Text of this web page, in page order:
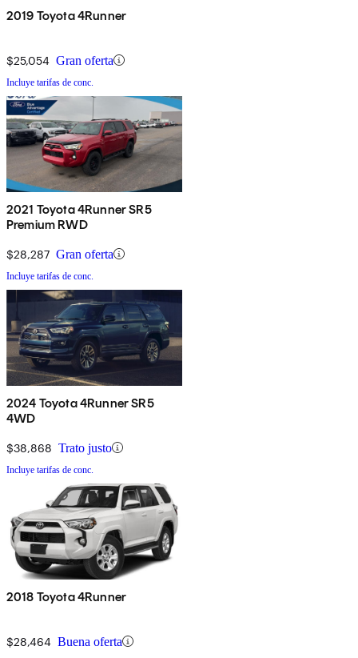
2019 Toyota 4Runner
$25,054 Gran oferta
Incluye tarifas de conc.
2021 Toyota 4Runner SR5
Premium RWD
$28,287 Gran oferta
Incluye tarifas de conc.
2024 Toyota 4Runner SR5
4WD
$38,868 Trato justo
Incluye tarifas de conc.
2018 Toyota 4Runner
$28,464 Buena oferta